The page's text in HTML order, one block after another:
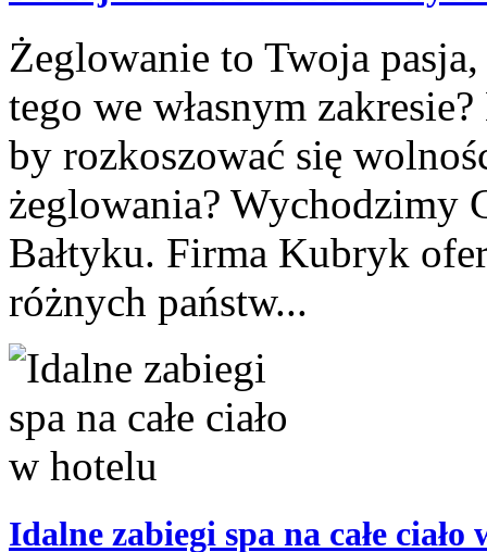
Żeglowanie to Twoja
tego we własnym
by rozkoszować się
żeglowania? Wychodzimy
Bałtyku. Firma Kubryk
różnych państw...
Idalne zabiegi spa na całe ciało